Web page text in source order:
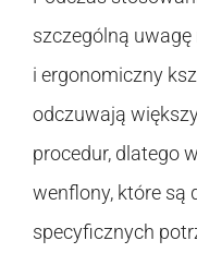
szczególną
i ergonomiczny
odczuwają
procedur, dlatego
wenflony, które są
specyficznych